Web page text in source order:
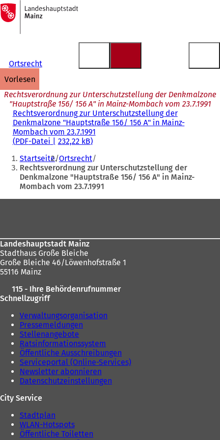
Inhalt anspringen
Zur
Startseite
Ortsrecht
vorlesen
Rechtsverordnung zur Unterschutzstellung der Denkmalzone
"Hauptstraße 156/ 156 A" in Mainz-Mombach vom 23.7.1991
Rechtsverordnung zur Unterschutzstellung der
Denkmalzone "Hauptstraße 156/ 156 A" in Mainz-
Mombach vom 23.7.1991
PDF-Datei 232,22 kB
Sie
befinden
sich
Startseite Ortsrecht
Rechtsverordnung zur Unterschutzstellung der
Denkmalzone "Hauptstraße 156/ 156 A" in Mainz-
Mombach vom 23.7.1991
Landeshauptstadt Mainz
Stadthaus Große Bleiche
Große Bleiche 46/Löwenhofstraße 1
55116 Mainz
115 - Ihre Behördenrufnummer
Schnellzugriff
Verwaltungsorganisation
Pressemeldungen
Stellenangebote
Ratsinformationssystem
Öffentliche Ausschreibungen
Serviceportal (Online-Services)
Newsletter abonnieren
Datenschutzeinstellungen
City Service
Stadtplan
WLAN-Hotspots
Öffentliche Toiletten